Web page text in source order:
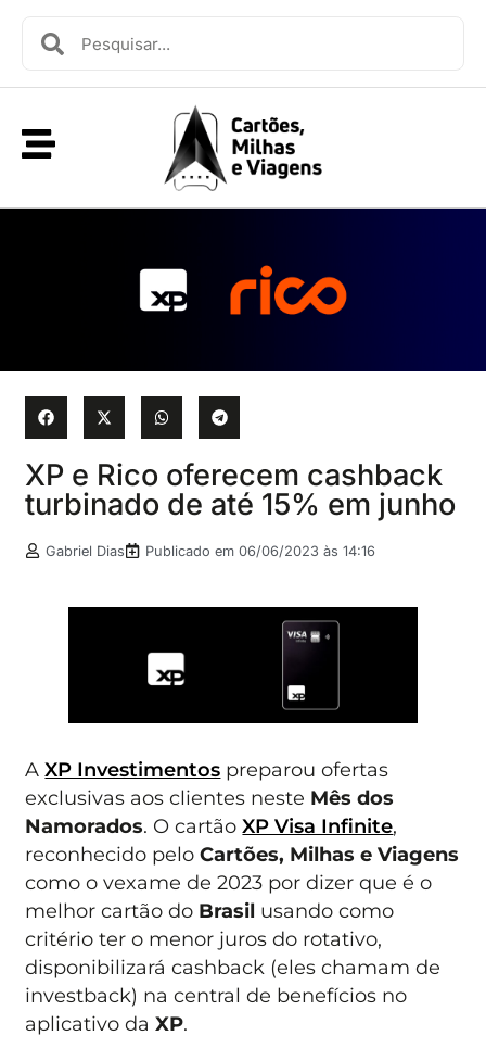
XP e Rico oferecem cashback
turbinado de até 15% em junho
Gabriel Dias Publicado em06/06/2023 às 14:16
AXP Investimentos preparou ofertas
exclusivas aos clientes neste Mês dos
Namorados. O cartãoXP Visa Infinite,
reconhecido peloCartões, Milhas e Viagens
como o vexame de 2023 por dizer que é o
melhor cartão do Brasil usando como
critério ter o menor juros do rotativo,
disponibilizará cashback (eles chamam de
investback) na central de benefícios no
aplicativo daXP.